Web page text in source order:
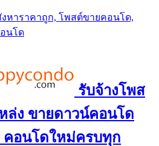
งหาราคาถูก, โพสต์ขายคอนโด,
นโด
รับจ้างโพส
ล่ง ขายดาวน์คอนโด
คอนโดใหม่ครบทุก